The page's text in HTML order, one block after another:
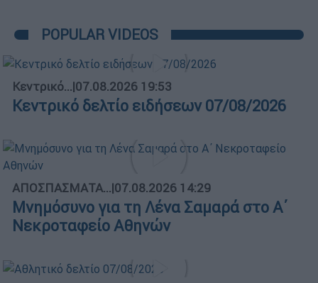
POPULAR VIDEOS
Κεντρικό...|07.08.2026 19:53
Κεντρικό δελτίο ειδήσεων 07/08/2026
ΑΠΟΣΠΑΣΜΑΤΑ...|07.08.2026 14:29
Μνημόσυνο για τη Λένα Σαμαρά στο Α΄
Νεκροταφείο Αθηνών